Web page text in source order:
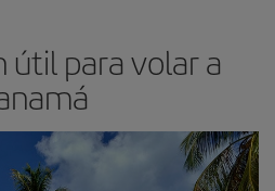
útil para volar a